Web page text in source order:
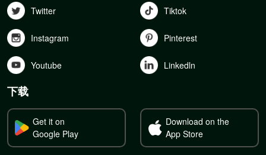
Twitter Tiktok
Instagram Pinterest
Youtube Linkedln
下载
Get it on
Google Play
Download on the
App Store